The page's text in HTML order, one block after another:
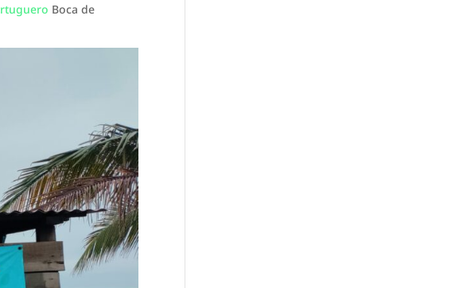
Boca de